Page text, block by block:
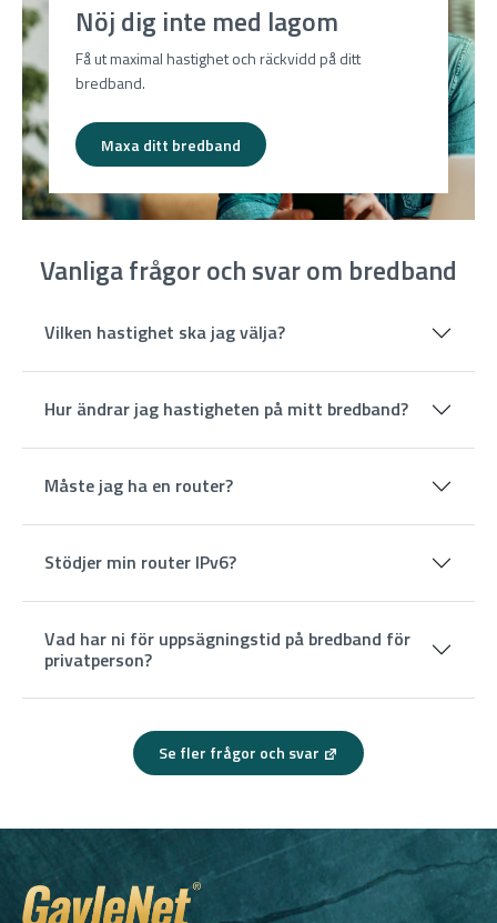
Nöj dig inte med lagom
Få ut maximal hastighet och räckvidd på ditt
bredband.
Maxa ditt bredband
Vanliga frågor och svar om bredband
Vilken hastighet ska jag välja?
Hur ändrar jag hastigheten på mitt bredband?
Måste jag ha en router?
Stödjer min router IPv6?
Vad har ni för uppsägningstid på bredband för
privatperson?
Se fler frågor och svar